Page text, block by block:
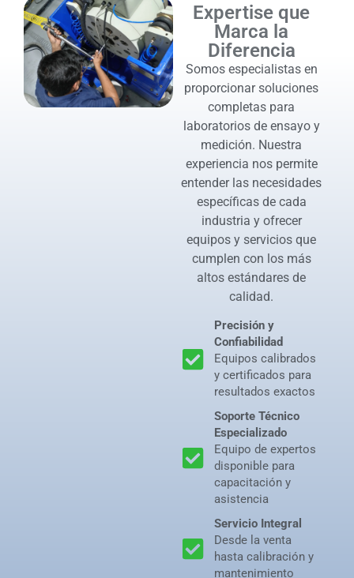
Expertise que
Marca la
Diferencia
Somos especialistas en
proporcionar soluciones
completas para
laboratorios de ensayo y
medición. Nuestra
experiencia nos permite
entender las necesidades
específicas de cada
industria y ofrecer
equipos y servicios que
cumplen con los más
altos estándares de
calidad.
Precisión y
Confiabilidad
Equipos calibrados
y certificados para
resultados exactos
Soporte Técnico
Especializado
Equipo de expertos
disponible para
capacitación y
asistencia
Servicio Integral
Desde la venta
hasta calibración y
mantenimiento